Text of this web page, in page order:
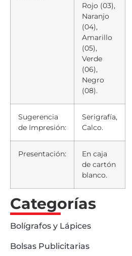
Rojo (03),
Naranjo
(04),
Amarillo
(05),
Verde
(06),
Negro
(08).
Sugerencia
de Impresión:
Serigrafía,
Calco.
Presentación:
En caja
de cartón
blanco.
Categorías
Bolígrafos y Lápices
Bolsas Publicitarias